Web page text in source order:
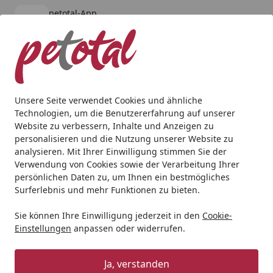
Unsere Seite verwendet Cookies und ähnliche
Technologien, um die Benutzererfahrung auf unserer
Website zu verbessern, Inhalte und Anzeigen zu
personalisieren und die Nutzung unserer Website zu
analysieren. Mit Ihrer Einwilligung stimmen Sie der
Verwendung von Cookies sowie der Verarbeitung Ihrer
persönlichen Daten zu, um Ihnen ein bestmögliches
Surferlebnis und mehr Funktionen zu bieten.
Sie können Ihre Einwilligung jederzeit in den Cookie-
Einstellungen anpassen oder widerrufen.
Ja, verstanden
petotal-App
kostenlos - Im App Store
Alle Produkte
Mein Konto
Suchen
Startseite
Aquaristik Aquarieneinrichtung biOrb Licht MCR klein
biOrb Licht MCR klein grau (72170)